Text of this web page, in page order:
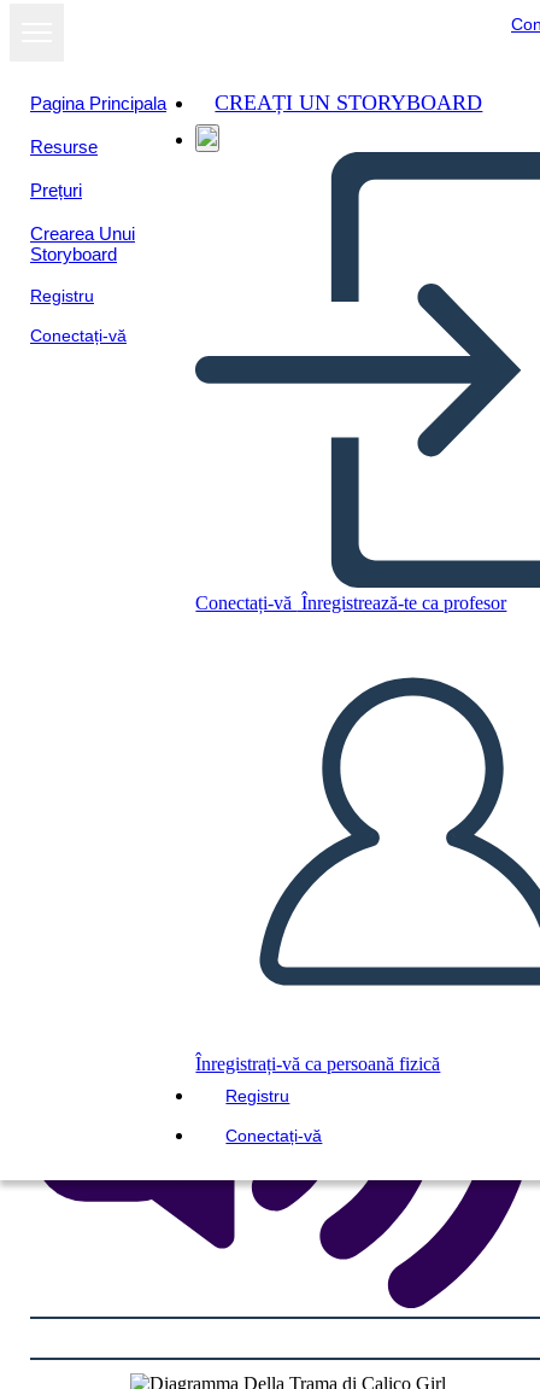
Pagina Principala
Resurse
Prețuri
Crearea Unui
Storyboard
Registru
Conectați-vă
CREAȚI UN STORYBOARD
Conectați-vă Înregistrează-te ca profesor
Înregistrați-vă ca persoană fizică
Registru
Conectați-vă
Calico Girl
CREAȚI UN STORYBOARD
REDAȚI PREZENTAREA DE DIAPOZITIVE
CITESTE-MI